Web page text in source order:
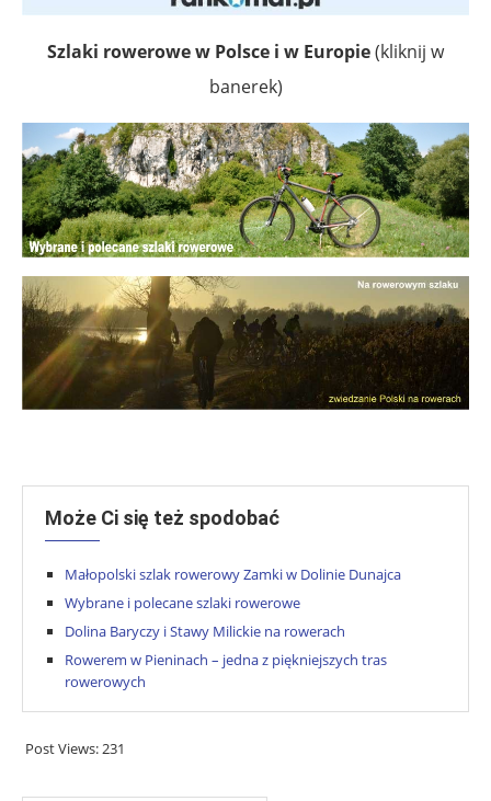
Szlaki rowerowe w Polsce i w Europie(kliknij w
banerek)
Może Ci się też spodobać
Małopolski szlak rowerowy Zamki w Dolinie Dunajca
Wybrane i polecane szlaki rowerowe
Dolina Baryczy i Stawy Milickie na rowerach
Rowerem w Pieninach – jedna z piękniejszych tras
rowerowych
Post Views:231